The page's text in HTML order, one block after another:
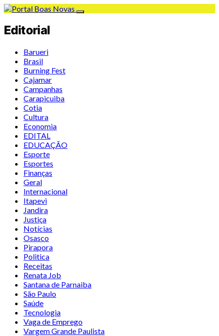
Editorial
Barueri
Brasil
Burning Fest
Cajamar
Campanhas
Carapicuiba
Cotia
Cultura
Economia
EDITAL
EDUCAÇÃO
Esporte
Esportes
Finanças
Geral
Internacional
Itapevi
Jandira
Justiça
Notícias
Osasco
Pirapora
Politica
Receitas
Renata Job
Santana de Parnaiba
São Paulo
Saúde
Tecnologia
Vaga de Emprego
Vargem Grande Paulista